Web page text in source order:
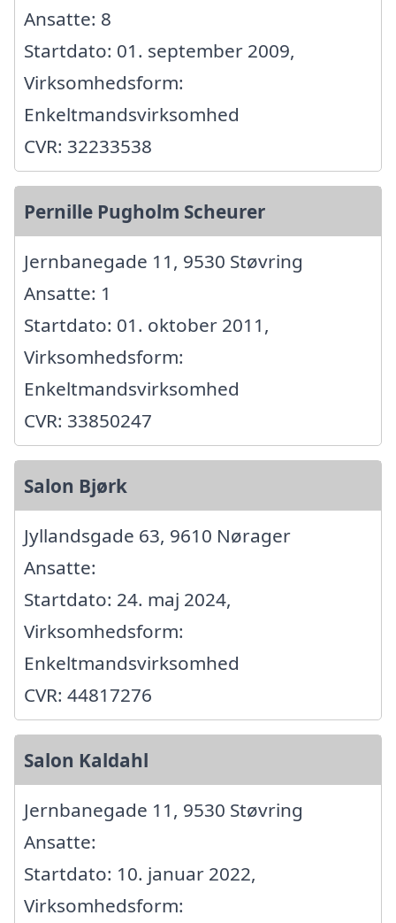
Ansatte: 8
Startdato: 01. september 2009,
Virksomhedsform:
Enkeltmandsvirksomhed
CVR: 32233538
Pernille Pugholm Scheurer
Jernbanegade 11, 9530 Støvring
Ansatte: 1
Startdato: 01. oktober 2011,
Virksomhedsform:
Enkeltmandsvirksomhed
CVR: 33850247
Salon Bjørk
Jyllandsgade 63, 9610 Nørager
Ansatte:
Startdato: 24. maj 2024,
Virksomhedsform:
Enkeltmandsvirksomhed
CVR: 44817276
Salon Kaldahl
Jernbanegade 11, 9530 Støvring
Ansatte:
Startdato: 10. januar 2022,
Virksomhedsform: